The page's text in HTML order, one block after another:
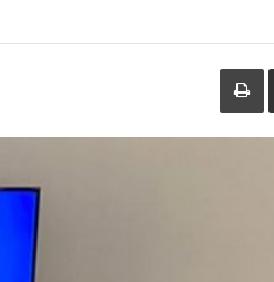
مشاركة
البريد
طباعة